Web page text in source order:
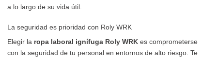
a lo largo de su vida útil.
La seguridad es prioridad con Roly WRK
Elegir la ropa laboral ignífuga Roly WRK es comprometerse
con la seguridad de tu personal en entornos de alto riesgo. Te